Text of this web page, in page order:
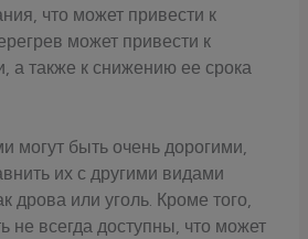
что может привести к
может привести к
а также к снижению ее срока
могут быть очень дорогими,
их с другими видами
дрова или уголь. Кроме того,
не всегда доступны, что может